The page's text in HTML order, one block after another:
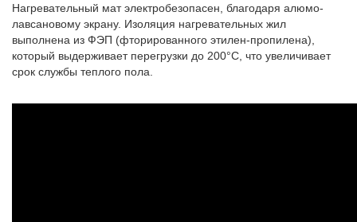
Нагревательный мат электробезопасен, благодаря алюмо-
лавсановому экрану. Изоляция нагревательных жил
выполнена из ФЭП (фторированного этилен-пропилена),
который выдерживает перегрузки до 200°С, что увеличивает
срок службы теплого пола.